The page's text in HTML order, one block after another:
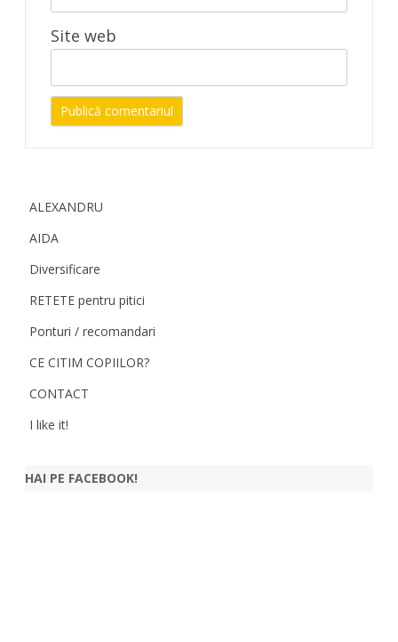
Site web
ALEXANDRU
AIDA
Diversificare
RETETE pentru pitici
Ponturi / recomandari
CE CITIM COPIILOR?
CONTACT
I like it!
HAI PE FACEBOOK!